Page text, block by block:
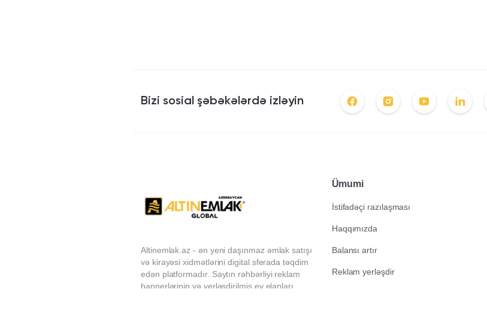
Bizi sosial şəbəkələrdə izləyin
Altinemlak.az - ən yeni daşınmaz əmlak satışı
və kirayəsi xidmətlərini digital sferada təqdim
edən platformadır. Saytın rəhbərliyi reklam
bannerlərinin və yerləşdirilmiş ev elanları
Ümumi
İstifadəçi razılaşması
Haqqımızda
Balansı artır
Reklam yerləşdir